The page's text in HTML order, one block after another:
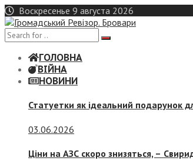
Skip
to
content
Воскресенье 9 августа 2026
ГОЛОВНА
ВІЙНА
НОВИНИ
Статуетки як ідеальний подарунок
03.06.2026
Ціни на АЗС скоро знизяться, –